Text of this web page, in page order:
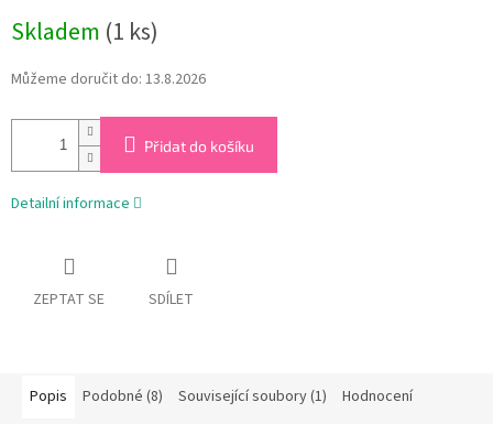
cena:
Skladem (1 ks)
Můžeme doručit do: 13.8.2026
Přidat do košíku
Detailní informace
ZEPTAT SE SDÍLET
Popis Podobné (8) Související soubory (1) Hodnocení